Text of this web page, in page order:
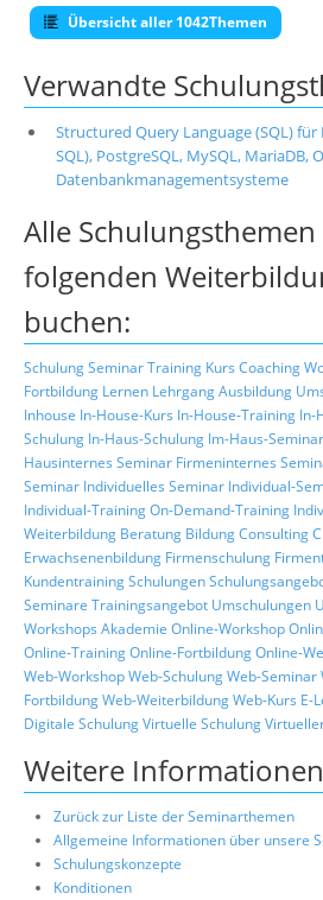
Übersicht aller 1042Themen
Verwandte
Structured Query Language (SQL) für
SQL), PostgreSQL, MySQL, MariaDB,
Datenbankmanagementsysteme
Alle
folgenden
buchen:
SchulungSeminarTraining Kurs Coaching
Fortbildung Lernen LehrgangAusbildung
Inhouse In-House-Kurs In-House-Training In-
Schulung In-Haus-Schulung Im-Haus-Seminar
Hausinternes Seminar Firmeninternes
Seminar Individuelles Seminar Individual-
Individual-TrainingOn-Demand-Training
Weiterbildung Beratung BildungConsulting
Erwachsenenbildung Firmenschulung
KundentrainingSchulungen
Seminare Trainingsangebot Umschulungen
Workshops Akademie Online-Workshop
Online-TrainingOnline-FortbildungOnline-
Web-WorkshopWeb-SchulungWeb-Seminar
FortbildungWeb-WeiterbildungWeb-Kurs E-
Digitale SchulungVirtuelle Schulung
Weitere Informationen
Zurück zur Liste der Seminarthemen
Allgemeine Informationen über unsere
Schulungskonzepte
Konditionen